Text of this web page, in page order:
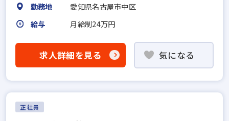
勤務地
愛知県名古屋市中区
給与
月給制24万円
求人詳細を見る 気になる
正社員